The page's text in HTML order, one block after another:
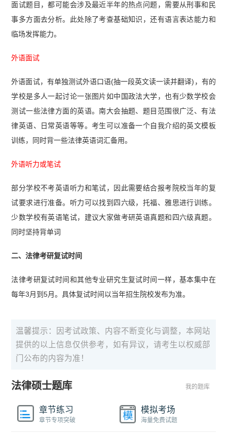
面试题目，都可能会涉及最近半年的热点问题，需要从刑事和民
事多方面去分析。此处除了考查基础知识，还有语言表达能力和
临场发挥能力。
外语面试
外语面试，有单独测试外语口语(抽一段英文读一读并翻译)，有的
学校是多人一起讨论一张图片如中国政法大学，也有少数学校会
测试一些法律方面的英语。南大会抽题、题目范围很广泛、有法
律英语、日常英语等等。考生可以准备一个自我介绍的英文模板
训练，同时背一些法律英语词汇备用。
外语听力或笔试
部分学校不考英语听力和笔试，因此需要结合报考院校当年的复
试要求进行准备。听力可以找到四六级，托福、雅思进行训练。
少数学校有英语笔试，建议大家做考研英语真题和四六级真题。
同时坚持背单词
二、法律考研复试时间
法律考研复试时间和其他专业研究生复试时间一样，基本集中在
每年3月到5月。具体复试时间以当年招生院校发布为准。
温馨提示：因考试政策、内容不断变化与调整，本网站
提供的以上信息仅供参考，如有异议，请考生以权威部
门公布的内容为准！
法律硕士题库 我的题库
章节练习
章节专项突破
模拟考场
海量免费试题